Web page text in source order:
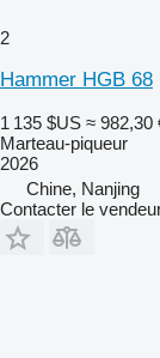
2
Hammer HGB 68
1 135 $US ≈ 982,30
Marteau-piqueur
2026
Chine, Nanjing
Contacter le